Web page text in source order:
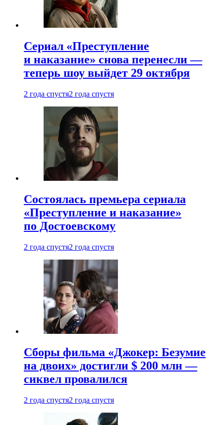
Сериал «Преступление
и наказание» снова перенесли —
теперь шоу выйдет 29 октября
2 года спустя2 года спустя
Состоялась премьера сериала
«Преступление и наказание»
по Достоевскому
2 года спустя2 года спустя
Сборы фильма «Джокер: Безумие
на двоих» достигли $ 200 млн —
сиквел провалился
2 года спустя2 года спустя